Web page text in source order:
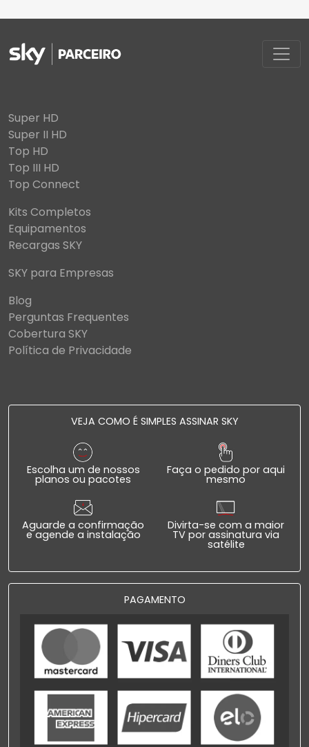
Super HD
Super II HD
Top HD
Top III HD
Top Connect
Kits Completos
Equipamentos
Recargas SKY
SKY para Empresas
Blog
Perguntas Frequentes
Cobertura SKY
Política de Privacidade
VEJA COMO É SIMPLES ASSINAR SKY
Escolha um de nossos
planos ou pacotes
Faça o pedido por aqui
mesmo
Aguarde a confirmação
e agende a instalação
Divirta-se com a maior
TV por assinatura via
satélite
PAGAMENTO